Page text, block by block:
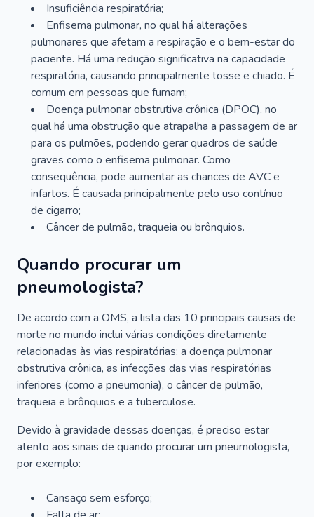
Insuficiência respiratória;
Enfisema pulmonar, no qual há alterações
pulmonares que afetam a respiração e o bem-estar do
paciente. Há uma redução significativa na capacidade
respiratória, causando principalmente tosse e chiado. É
comum em pessoas que fumam;
Doença pulmonar obstrutiva crônica (DPOC), no
qual há uma obstrução que atrapalha a passagem de ar
para os pulmões, podendo gerar quadros de saúde
graves como o enfisema pulmonar. Como
consequência, pode aumentar as chances de AVC e
infartos. É causada principalmente pelo uso contínuo
de cigarro;
Câncer de pulmão, traqueia ou brônquios.
Quando procurar um
pneumologista?
De acordo com a OMS, a lista das 10 principais causas de
morte no mundo inclui várias condições diretamente
relacionadas às vias respiratórias: a doença pulmonar
obstrutiva crônica, as infecções das vias respiratórias
inferiores (como a pneumonia), o câncer de pulmão,
traqueia e brônquios e a tuberculose.
Devido à gravidade dessas doenças, é preciso estar
atento aos sinais de quando procurar um pneumologista,
por exemplo:
Cansaço sem esforço;